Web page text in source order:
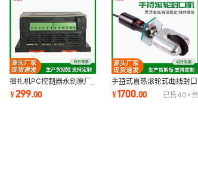
捆扎机PC控制器永创原厂
PMH101A线路板主板全自
动打包机PLC电路板
¥299.00
手持式直热滚轮式曲线封口
机薄膜袋直热滚轮式封袋机
异形热封口机
¥1700.00 已售40+台